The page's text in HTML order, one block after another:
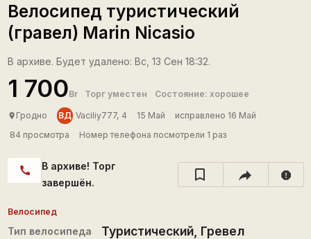
Велосипед туристический
(гравел) Marin Nicasio
В архиве. Будет удалено: Вс, 13 Сен 18:32.
1 700Br Торг уместен Состояние: хорошее
place Гродно ВД Vaciliy777, 4 15 Май
исправлено 16 Май
84 просмотра
Номер телефона посмотрели 1 раз
call
В архиве! Торг
завершён.
report
Велосипед
Тип велосипеда Туристический, Гревел